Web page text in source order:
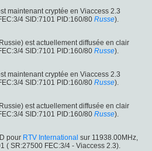
maintenant cryptée en Viaccess 2.3
4 SID:7101 PID:160/80 Russe).
est actuellement diffusée en clair
4 SID:7101 PID:160/80 Russe).
maintenant cryptée en Viaccess 2.3
4 SID:7101 PID:160/80 Russe).
est actuellement diffusée en clair
4 SID:7101 PID:160/80 Russe).
pour RTV International sur 11938.00MHz,
( SR:27500 FEC:3/4 - Viaccess 2.3).